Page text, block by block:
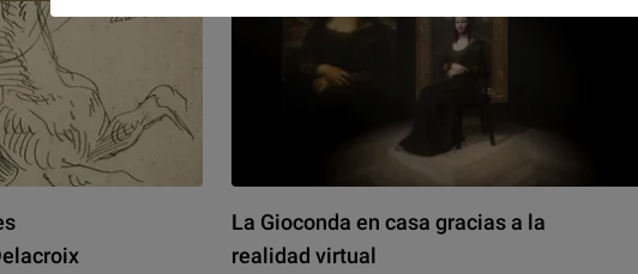
La Gioconda en casa gracias a la
realidad virtual